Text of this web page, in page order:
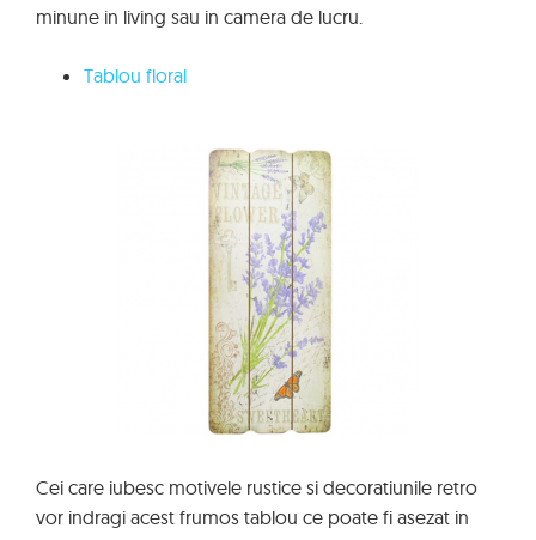
minune in living sau in camera de lucru.
Tablou floral
Cei care iubesc motivele rustice si decoratiunile retro
vor indragi acest frumos tablou ce poate fi asezat in